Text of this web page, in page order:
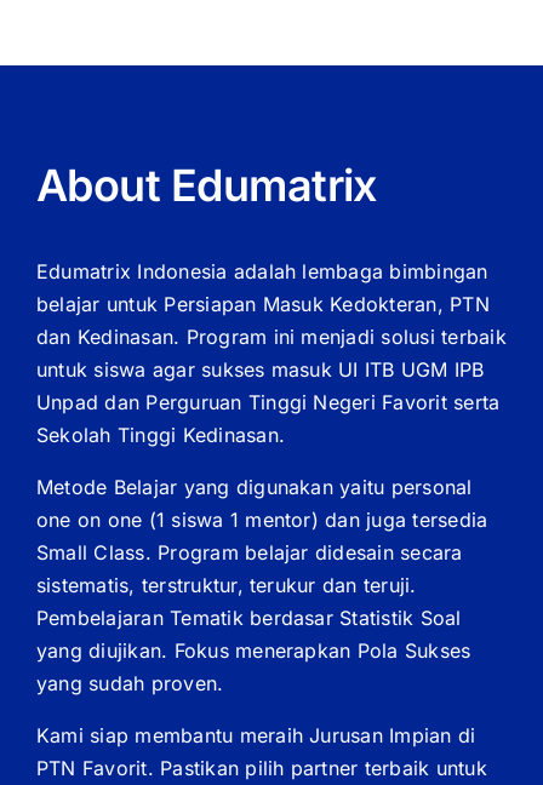
About Edumatrix
Edumatrix Indonesia adalah lembaga bimbingan
belajar untuk Persiapan Masuk Kedokteran, PTN
dan Kedinasan. Program ini menjadi solusi terbaik
untuk siswa agar sukses masuk UI ITB UGM IPB
Unpad dan Perguruan Tinggi Negeri Favorit serta
Sekolah Tinggi Kedinasan.
Metode Belajar yang digunakan yaitu personal
one on one (1 siswa 1 mentor) dan juga tersedia
Small Class. Program belajar didesain secara
sistematis, terstruktur, terukur dan teruji.
Pembelajaran Tematik berdasar Statistik Soal
yang diujikan. Fokus menerapkan Pola Sukses
yang sudah proven.
Kami siap membantu meraih Jurusan Impian di
PTN Favorit. Pastikan pilih partner terbaik untuk